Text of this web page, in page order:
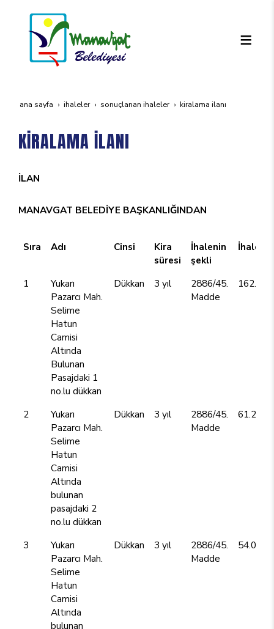
ana sayfa i̇haleler sonuçlanan i̇haleler ki̇ralama i̇lani
KİRALAMA İLANI
İLAN
MANAVGAT BELEDİYE BAŞKANLIĞINDAN
Sıra Adı Cinsi
Kira
süresi
İhalenin
şekli
İhale
1
Yukarı
Pazarcı Mah.
Selime
Hatun
Camisi
Altında
Bulunan
Pasajdaki 1
no.lu dükkan
Dükkan 3 yıl
2886/45.
Madde
2
Yukarı
Pazarcı Mah.
Selime
Hatun
Camisi
Altında
bulunan
pasajdaki 2
no.lu dükkan
Dükkan 3 yıl
2886/45.
Madde
3
Yukarı
Pazarcı Mah.
Selime
Hatun
Camisi
Altında
bulunan
Dükkan 3 yıl
2886/45.
Madde